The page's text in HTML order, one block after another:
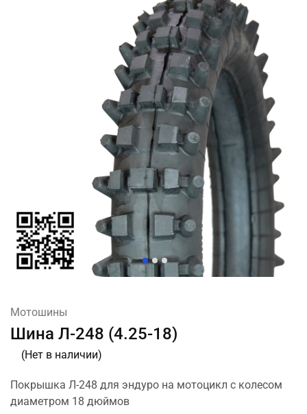
Мотошины
Шина Л-248 (4.25-18)
(Нет в наличии)
Покрышка Л-248 для эндуро на мотоцикл с колесом
диаметром 18 дюймов